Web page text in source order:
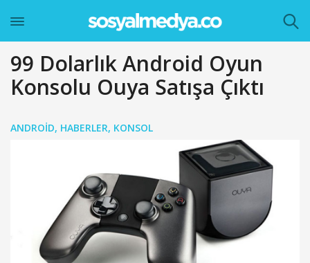
99 Dolarlık Android Oyun
Konsolu Ouya Satışa Çıktı
ANDROID, HABERLER, KONSOL